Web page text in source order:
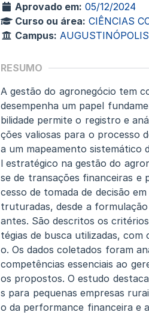
Aprovado em: 05/12/2024
Curso ou área: CIÊNCIAS
Campus: AUGUSTINÓPOLIS
RESUMO
A gestão do agronegócio tem
desempenha um papel
bilidade permite o registro e
ções valiosas para o processo
a um mapeamento sistemático
l estratégico na gestão do
se de transações financeiras e
cesso de tomada de decisão
truturadas, desde a
antes. São descritos os
tégias de busca utilizadas,
o. Os dados coletados foram
competências essenciais ao
os propostos. O estudo
s para pequenas empresas
o da performance financeira e